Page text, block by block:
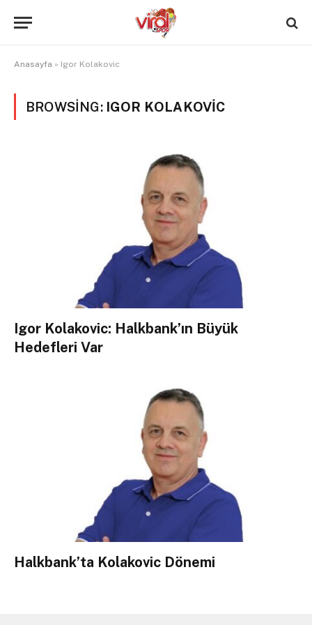
Anasayfa » Igor Kolakovic
BROWSING: IGOR KOLAKOVIC
Igor Kolakovic: Halkbank’ın Büyük
Hedefleri Var
Halkbank’ta Kolakovic Dönemi